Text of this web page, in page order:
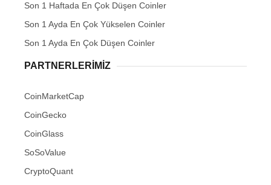
Son 1 Haftada En Çok Düşen Coinler
Son 1 Ayda En Çok Yükselen Coinler
Son 1 Ayda En Çok Düşen Coinler
PARTNERLERIMIZ
CoinMarketCap
CoinGecko
CoinGlass
SoSoValue
CryptoQuant